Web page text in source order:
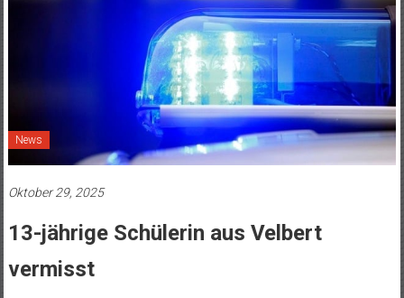
News
Oktober 29, 2025
13-jährige Schülerin aus Velbert
vermisst